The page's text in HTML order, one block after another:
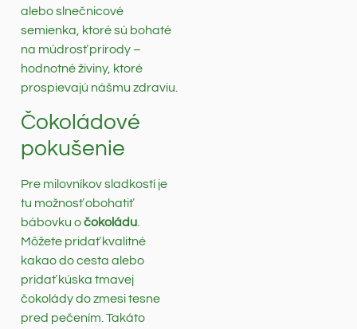
alebo slnečnicové
semienka, ktoré sú bohaté
na múdrosť prírody –
hodnotné živiny, ktoré
prospievajú nášmu zdraviu.
Čokoládové
pokušenie
Pre milovníkov sladkostí je
tu možnosť obohatiť
bábovku očokoládu
Môžete pridať kvalitné
kakao do cesta alebo
pridať kúska tmavej
čokolády do zmesi tesne
pred pečením. Takáto